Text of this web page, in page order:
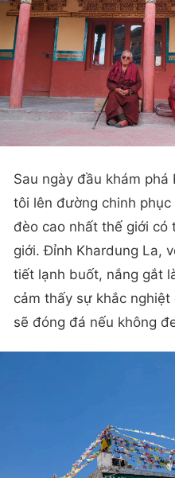
Sau ngày đầu khám
tôi lên đường chinh
đèo cao nhất thế giới có
giới. Đỉnh Khardung La,
tiết lạnh buốt, nắng gắt
cảm thấy sự khắc
sẽ đóng đá nếu không